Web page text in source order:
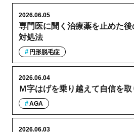
専門医に聞く治療薬を止めた
対処法
2026.06.05
円形脱毛症
Ｍ字はげを乗り越えて自信を
2026.06.04
AGA
2026.06.03